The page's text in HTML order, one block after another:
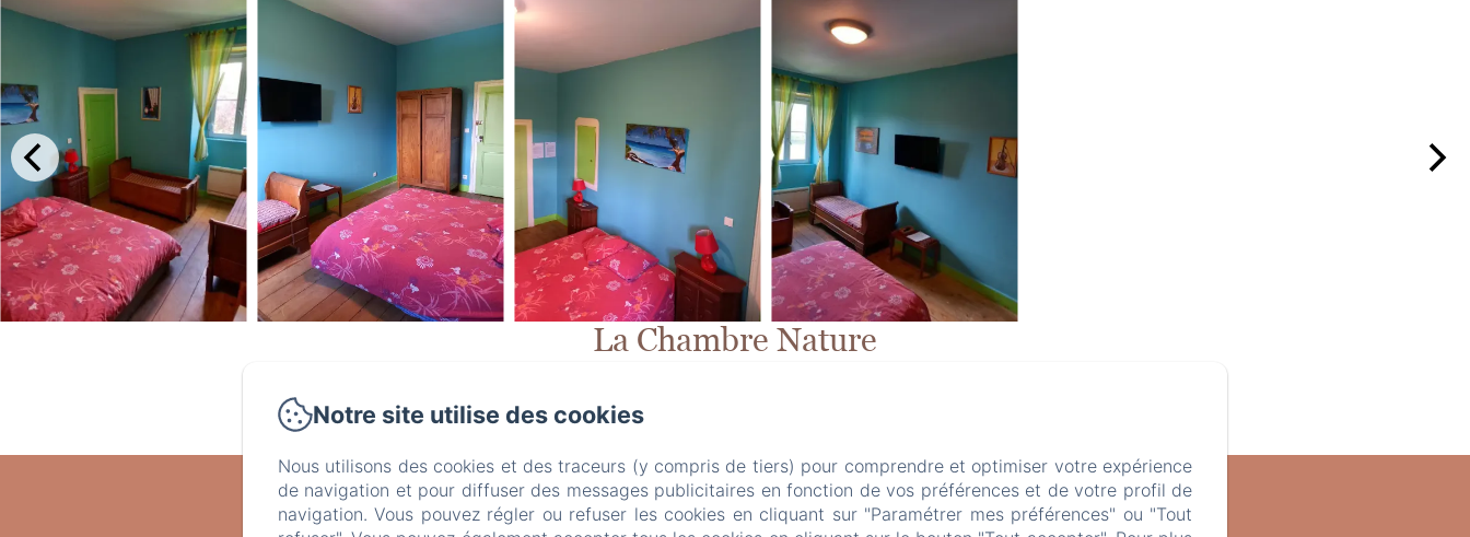
La Chambre Nature
disponible pour vos dates? N'hésitez pas à me contacter au 06 42 72 14 76
Domaine de Fontenelay
Mentions légales
Notre site utilise des cookies
Nous utilisons des cookies et des traceurs (y compris de tiers) pour comprendre et optimiser votre expérience
de navigation et pour diffuser des messages publicitaires en fonction de vos préférences et de votre profil de
navigation. Vous pouvez régler ou refuser les cookies en cliquant sur "Paramétrer mes préférences" ou "Tout